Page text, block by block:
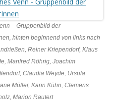
– Gruppenbild der
hinten beginnend von links nach
Reiner Kriependorf, Klaus
Manfred Röhrig, Joachim
Claudia Weyde, Ursula
Müller, Karin Kühn, Clemens
Marion Rautert